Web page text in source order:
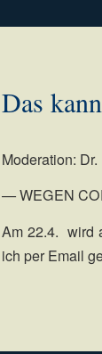
Das
Moderation:
— WEGEN
Am 22.4. wird
ich per Email